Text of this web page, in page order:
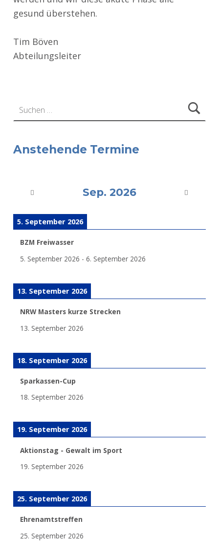
gesund überstehen.
Tim Böven
Abteilungsleiter
Zurück zur Hauptnavigation springen
Anstehende Termine
Sep. 2026
5. September 2026
BZM Freiwasser
5. September 2026 - 6. September 2026
13. September 2026
NRW Masters kurze Strecken
13. September 2026
18. September 2026
Sparkassen-Cup
18. September 2026
19. September 2026
Aktionstag - Gewalt im Sport
19. September 2026
25. September 2026
Ehrenamtstreffen
25. September 2026